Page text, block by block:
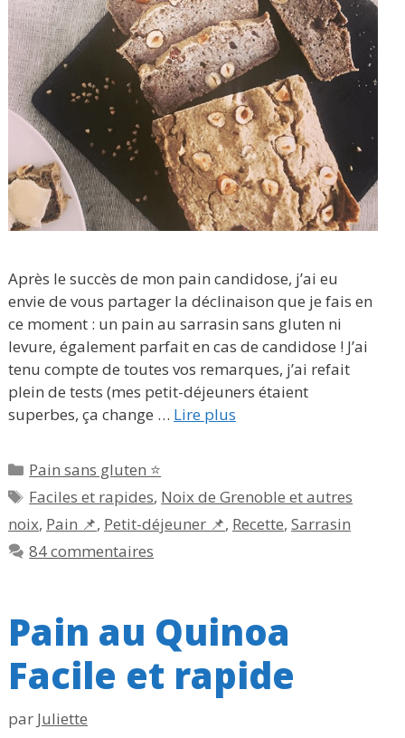
Après le succès de mon pain candidose, j’ai eu
envie de vous partager la déclinaison que je fais en
ce moment : un pain au sarrasin sans gluten ni
levure, également parfait en cas de candidose ! J’ai
tenu compte de toutes vos remarques, j’ai refait
plein de tests (mes petit-déjeuners étaient
superbes, ça change … Lire plus
Catégories
Pain sans gluten ⭐
Étiquettes
Faciles et rapides, Noix de Grenoble et autres
noix, Pain 📌, Petit-déjeuner 📌, Recette, Sarrasin
84 commentaires
Pain au Quinoa
Facile et rapide
par Juliette